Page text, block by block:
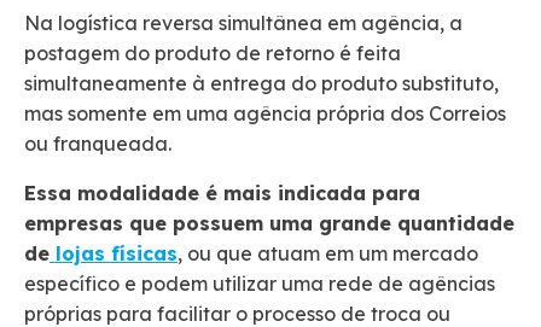
Na logística reversa simultânea em agência, a
postagem do produto de retorno é feita
simultaneamente à entrega do produto substituto,
mas somente em uma agência própria dos Correios
ou franqueada.
Essa modalidade é mais indicada para
empresas que possuem uma grande quantidade
de lojas físicas, ou que atuam em um mercado
específico e podem utilizar uma rede de agências
próprias para facilitar o processo de troca ou